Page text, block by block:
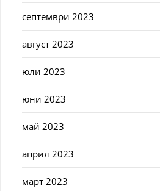
септември 2023
август 2023
юли 2023
юни 2023
май 2023
април 2023
март 2023